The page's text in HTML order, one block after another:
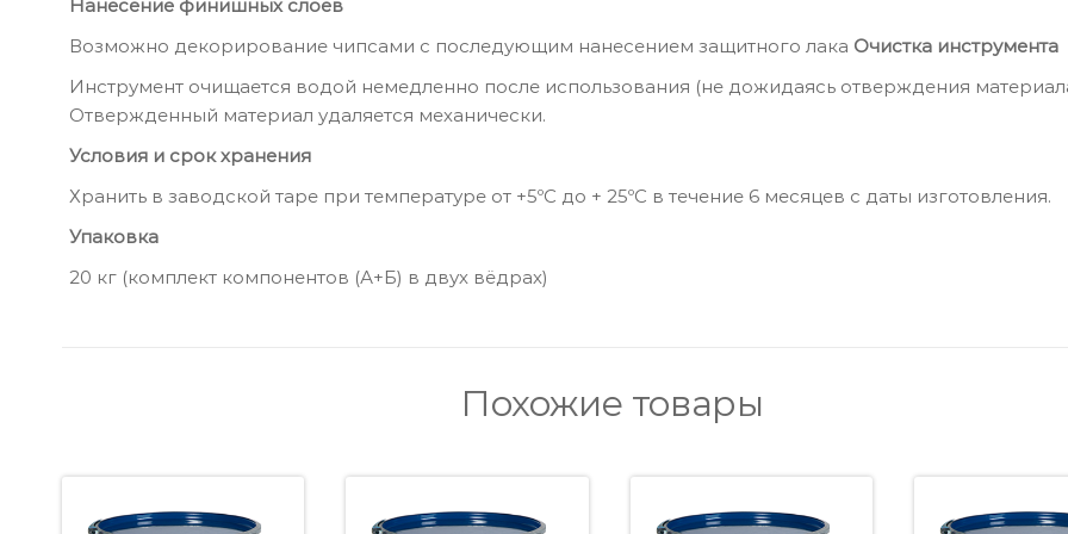
Нанесение финишных слоев
Возможно декорирование чипсами с последующим нанесением защитного лака Очистка инструмента
Инструмент очищается водой немедленно после использования (не дожидаясь отверждения
Отвержденный материал удаляется механически.
Условия и срок хранения
Хранить в заводской таре при температуре от +5ºС до + 25ºС в течение 6 месяцев с даты изготовления.
Упаковка
20 кг (комплект компонентов (А+Б) в двух вёдрах)
Похожие товары